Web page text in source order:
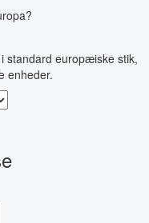
standard europæiske stik,
enheder.